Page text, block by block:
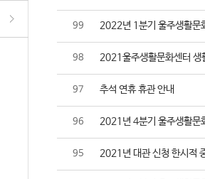
99 2022년 1분기 울주생활문
98 2021울주생활문화센터 생
97 추석 연휴 휴관 안내
96 2021년 4분기 울주생활문
95 2021년 대관 신청 한시적